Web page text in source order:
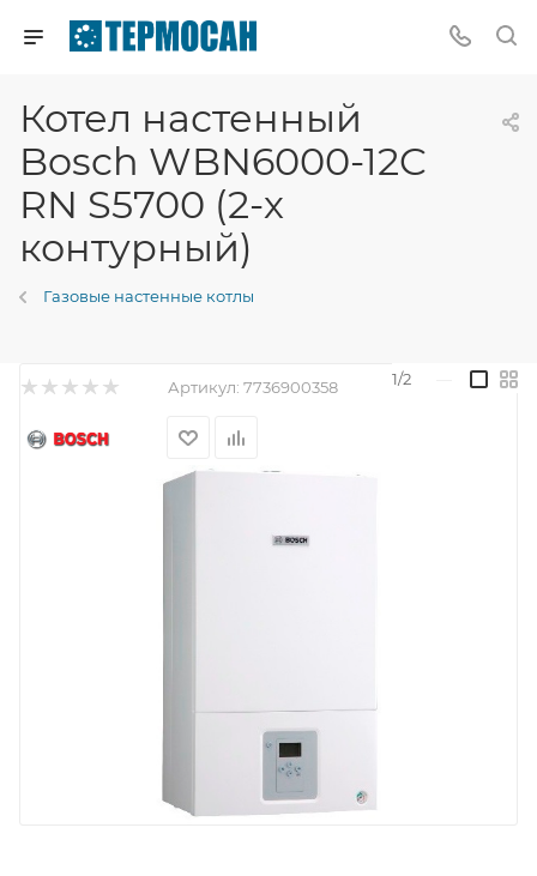
Котел настенный
Bosch WBN6000-12C
RN S5700 (2-х
контурный)
Газовые настенные котлы
Артикул: 7736900358 1/2